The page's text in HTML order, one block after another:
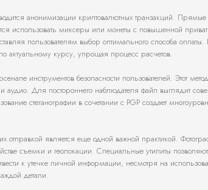
анонимизации криптовалютных транзакций. Прямые
использовать миксеры или монеты с повышенной
пользователям выбор оптимального способа
актуальному курсу, упрощая процесс расчетов.
инструментов безопасности пользователей. Этот
аудио. Для постороннего наблюдателя файл выглядит
стеганографии в сочетании с PGP создает
отправкой является еще одной важной практикой.
съемки и геолокации. Специальные утилиты
к утечке личной информации, несмотря на
детали.